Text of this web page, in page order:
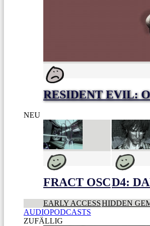
RESIDENT EVIL:
NEU
FRACT OSCD4:
EARLY ACCESSHIDDEN
AUDIOPODCASTS
ZUFÄLLIG